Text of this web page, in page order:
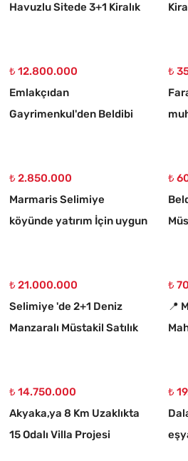
Havuzlu Sitede 3+1 Kiralık
₺ 12.800.000
Emlakçıdan
Gayrimenkul'den Beldibi
₺
₺ 2.850.000
Marmaris Selimiye
köyünde yatırım İçin uygun
₺
₺ 21.000.000
Selimiye 'de 2+1 Deniz
Manzaralı Müstakil Satılık
₺
📍
₺ 14.750.000
Akyaka,ya 8 Km Uzaklıkta
15 Odalı Villa Projesi
₺